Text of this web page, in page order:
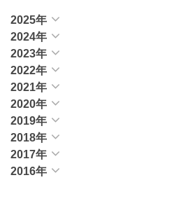
2025年
2024年
2023年
2022年
2021年
2020年
2019年
2018年
2017年
2016年